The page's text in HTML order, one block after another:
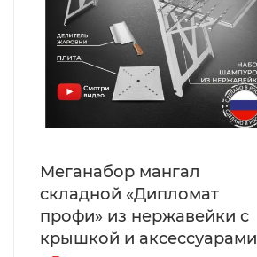
Меганабор мангал
складной «Дипломат
профи» из нержавейки с
крышкой и аксессуарами